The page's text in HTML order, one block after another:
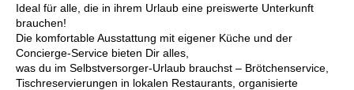
Ideal für alle, die in ihrem Urlaub eine preiswerte Unterkunft
brauchen!
Die komfortable Ausstattung mit eigener Küche und der
Concierge-Service bieten Dir alles,
was du im Selbstversorger-Urlaub brauchst – Brötchenservice,
Tischreservierungen in lokalen Restaurants, organisierte